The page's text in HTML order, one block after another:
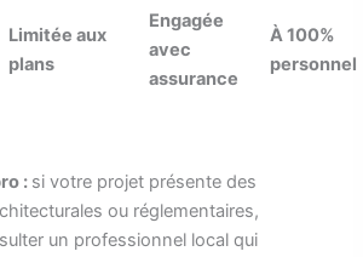
Limitée aux
plans
Engagée
avec
assurance
À 100%
personnel
: si votre projet présente des
ou réglementaires,
un professionnel local qui